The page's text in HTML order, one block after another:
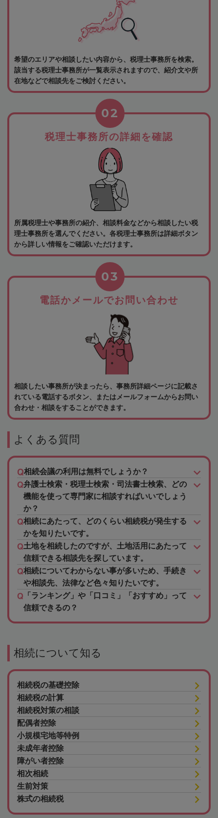
希望のエリアや相談したい内容から、税理士事務所を検索。
該当する税理士事務所が一覧表示されますので、紹介文や所
在地などで相談先をご検討ください。
税理士事務所の詳細を確認
02
所属税理士や事務所の紹介、相談料金などから相談したい税
理士事務所を選んでください。各税理士事務所は詳細ボタン
から詳しい情報をご確認いただけます。
電話かメールでお問い合わせ
03
相談したい事務所が決まったら、事務所詳細ページに記載さ
れている電話するボタン、またはメールフォームからお問い
合わせ・相談をすることができます。
よくある質問
相続会議の利用は無料でしょうか？
弁護士検索・税理士検索・司法書士検索、どの
機能を使って専門家に相談すればいいでしょう
か？
相続にあたって、どのくらい相続税が発生する
かを知りたいです。
土地を相続したのですが、土地活用にあたって
信頼できる相談先を探しています。
相続についてわからない事が多いため、手続き
や相談先、法律など色々知りたいです。
「ランキング」や「口コミ」「おすすめ」って
信頼できるの？
相続について知る
相続税の基礎控除
相続税の計算
相続税対策の相談
配偶者控除
小規模宅地等特例
未成年者控除
障がい者控除
相次相続
生前対策
株式の相続税